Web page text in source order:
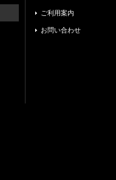
ご利用案内
お問い合わせ